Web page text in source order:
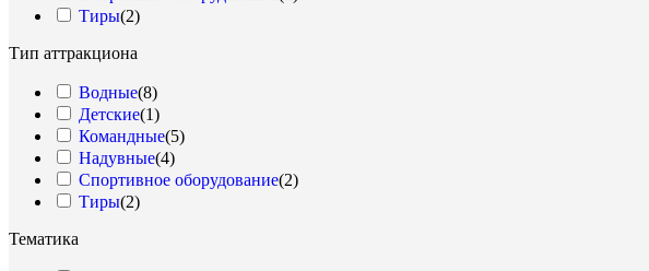
Тиры(2)
Тип аттракциона
Водные(8)
Детские(1)
Командные(5)
Надувные(4)
Спортивное оборудование(2)
Тиры(2)
Тематика